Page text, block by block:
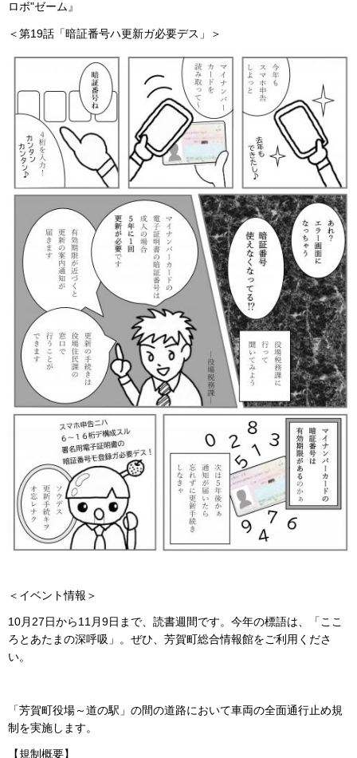
ロボ"ゼーム』
＜第19話「暗証番号ハ更新ガ必要デス」＞
＜イベント情報＞
10月27日から11月9日まで、読書週間です。今年の標語は、「ここ
ろとあたまの深呼吸」。ぜひ、芳賀町総合情報館をご利用くださ
い。
「芳賀町役場～道の駅」の間の道路において車両の全面通行止め規
制を実施します。
【規制概要】